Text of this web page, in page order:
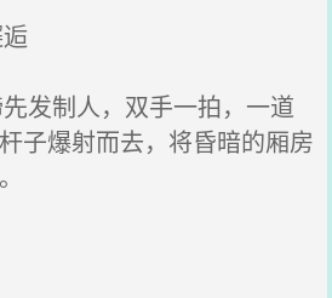
发制人，双手一拍，一道
子爆射而去，将昏暗的厢房